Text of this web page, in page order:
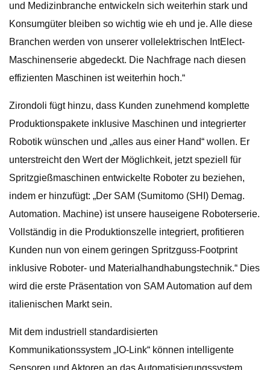
und Medizinbranche entwickeln sich weiterhin stark und
Konsumgüter bleiben so wichtig wie eh und je. Alle diese
Branchen werden von unserer vollelektrischen IntElect-
Maschinenserie abgedeckt. Die Nachfrage nach diesen
effizienten Maschinen ist weiterhin hoch.“
Zirondoli fügt hinzu, dass Kunden zunehmend komplette
Produktionspakete inklusive Maschinen und integrierter
Robotik wünschen und „alles aus einer Hand“ wollen. Er
unterstreicht den Wert der Möglichkeit, jetzt speziell für
Spritzgießmaschinen entwickelte Roboter zu beziehen,
indem er hinzufügt: „Der SAM (Sumitomo (SHI) Demag.
Automation. Machine) ist unsere hauseigene Roboterserie.
Vollständig in die Produktionszelle integriert, profitieren
Kunden nun von einem geringen Spritzguss-Footprint
inklusive Roboter- und Materialhandhabungstechnik.“ Dies
wird die erste Präsentation von SAM Automation auf dem
italienischen Markt sein.
Mit dem industriell standardisierten
Kommunikationssystem „IO-Link“ können intelligente
Sensoren und Aktoren an das Automatisierungssystem